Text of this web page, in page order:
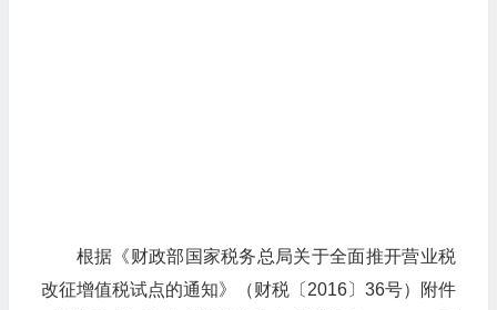
根据《财政部国家税务总局关于全面推开营业税
改征增值税试点的通知》（财税〔2016〕36号）附件